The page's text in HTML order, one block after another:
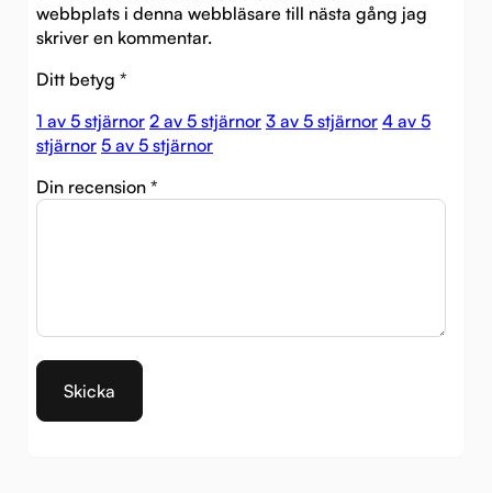
webbplats i denna webbläsare till nästa gång jag
skriver en kommentar.
Ditt betyg *
1 av 5 stjärnor 2 av 5 stjärnor 3 av 5 stjärnor 4 av 5
stjärnor 5 av 5 stjärnor
Din recension *